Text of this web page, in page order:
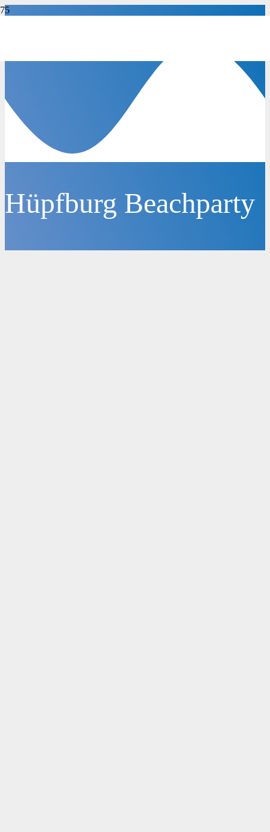
Hüpfburg Beachparty